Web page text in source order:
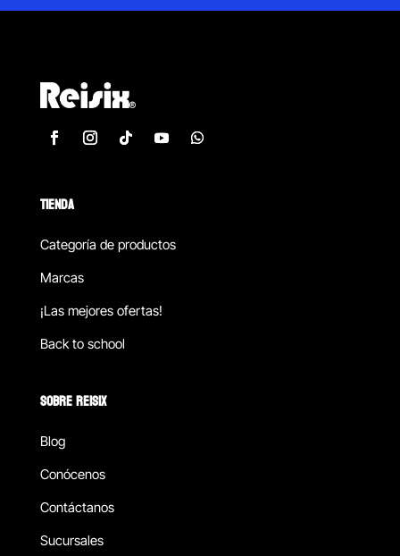
TIENDA
Categoría de productos
Marcas
¡Las mejores ofertas!
Back to school
SOBRE REISIX
Blog
Conócenos
Contáctanos
Sucursales